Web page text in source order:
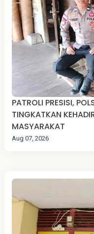
PATROLI PRESISI,
TINGKATKAN
MASYARAKAT
Aug 07, 2026